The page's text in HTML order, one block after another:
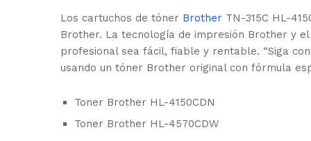
Los cartuchos de tóner Brother TN-315C HL-
Brother. La tecnología de impresión Brother y
profesional sea fácil, fiable y rentable. “Siga
usando un tóner Brother original con fórmula
Toner Brother HL-4150CDN
Toner Brother HL-4570CDW